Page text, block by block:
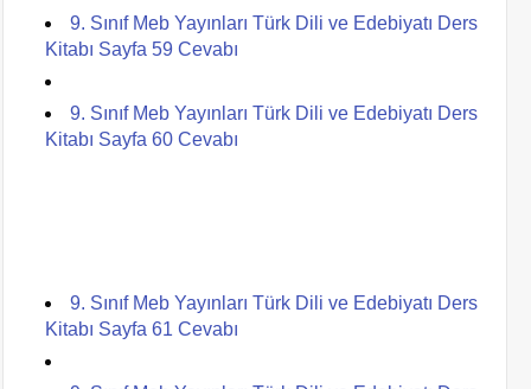
9. Sınıf Meb Yayınları Türk Dili ve Edebiyatı Ders
Kitabı Sayfa 59 Cevabı
9. Sınıf Meb Yayınları Türk Dili ve Edebiyatı Ders
Kitabı Sayfa 60 Cevabı
9. Sınıf Meb Yayınları Türk Dili ve Edebiyatı Ders
Kitabı Sayfa 61 Cevabı